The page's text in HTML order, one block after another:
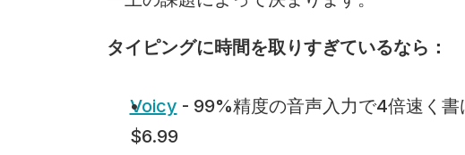
タイピングに時間を取りすぎているなら：
Voicy - 99%精度の音声入力で4倍速く
$6.99